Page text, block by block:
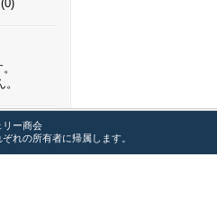
(0)
リー商会
れの所有者に帰属します。